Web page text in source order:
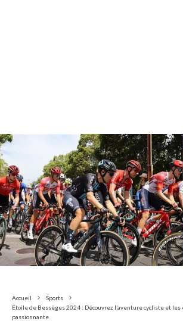
Accueil
Sports
Étoile de Bessèges 2024 : Découvrez l’aventure cycliste et
passionnante